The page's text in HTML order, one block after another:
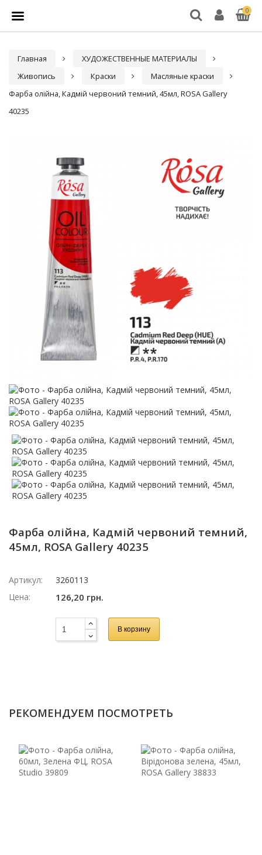
0
Главная
ХУДОЖЕСТВЕННЫЕ МАТЕРИАЛЫ
Живопись
Краски
Масляные краски
Фарба олійна, Кадмій червоний темний, 45мл, ROSA Gallery
40235
Фарба олійна, Кадмій червоний темний,
45мл, ROSA Gallery 40235
Артикул:
3260113
Цена:
126,20 грн.
В корзину
РЕКОМЕНДУЕМ ПОСМОТРЕТЬ